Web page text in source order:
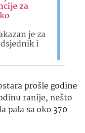
za
je za
i
prošle godine
ranije, nešto
pala sa oko 370